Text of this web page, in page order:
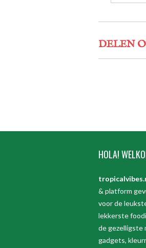
DELEN
HOLA!
& platform
voor de
lekkerste
de gezelligste
gadgets,